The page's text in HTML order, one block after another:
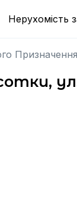
Нерухомість
Призначення